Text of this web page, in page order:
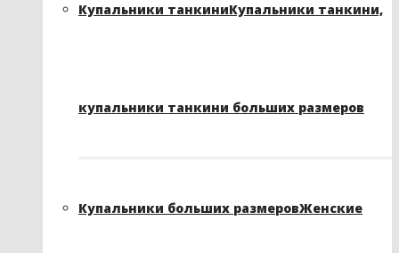
Купальники танкиниКупальники танкини,
купальники танкини больших размеров
Купальники больших размеровЖенские